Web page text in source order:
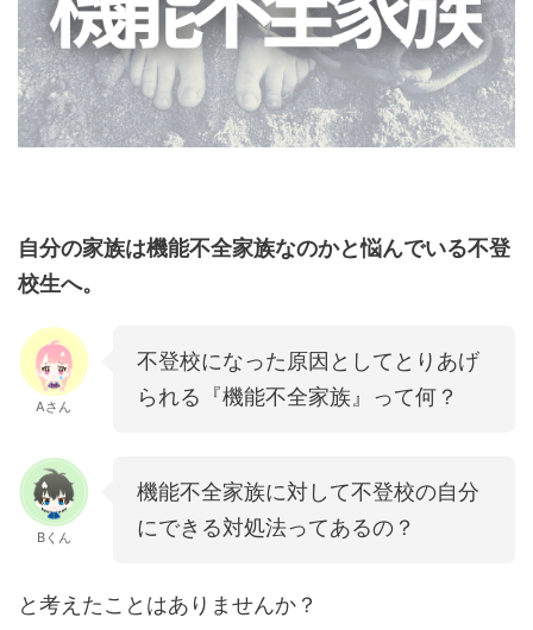
自分の家族は機能不全家族なのかと悩んでいる不登
校生へ。
Aさん
不登校になった原因としてとりあげ
られる『機能不全家族』って何？
Bくん
機能不全家族に対して不登校の自分
にできる対処法ってあるの？
と考えたことはありませんか？